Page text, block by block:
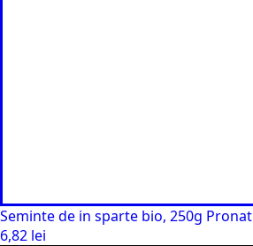
Seminte de in sparte bio, 250g Pronat
6,82 lei